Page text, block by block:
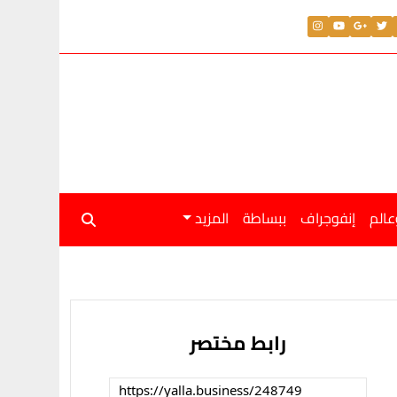
اليوم الجمعة 31 يوليو 2026
إنفوجراف ببساطة المزيد
رابط مختصر